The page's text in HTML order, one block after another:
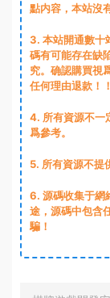
點内容，本站沒
3. 本站開通數十
碼有可能存在缺
究。确認購買視
任何理由退款！
4. 所有資源不一
爲參考。
5. 所有資源不提
6. 源碼收集于網
途，源碼中包含
騙！